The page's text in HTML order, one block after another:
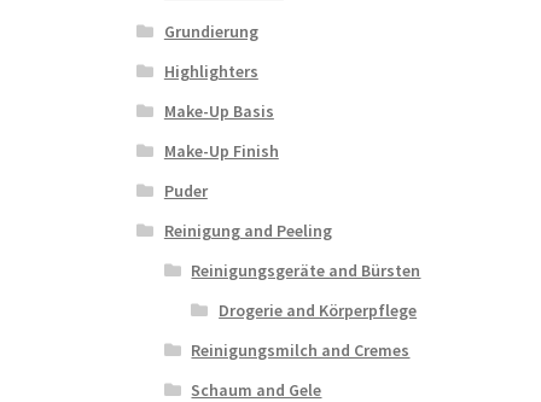
Grundierung
Highlighters
Make-Up Basis
Make-Up Finish
Puder
Reinigung and Peeling
Reinigungsgeräte and Bürsten
Drogerie and Körperpflege
Reinigungsmilch and Cremes
Schaum and Gele